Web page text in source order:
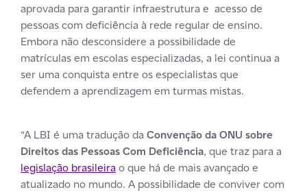
aprovada para garantir infraestrutura e acesso de
pessoas com deficiência à rede regular de ensino.
Embora não desconsidere a possibilidade de
matrículas em escolas especializadas, a lei continua a
ser uma conquista entre os especialistas que
defendem a aprendizagem em turmas mistas.
“A LBI é uma tradução da Convenção da ONU sobre
Direitos das Pessoas Com Deficiência, que traz para a
legislação brasileirao que há de mais avançado e
atualizado no mundo. A possibilidade de conviver com